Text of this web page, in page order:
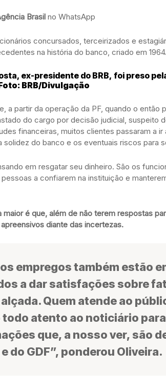
Brasil no WhatsApp
concursados, terceirizados e
na história do banco, criado em 1964.
ex-presidente do BRB, foi preso
BRB/Divulgação
a partir da operação da PF, quando o então
do cargo por decisão judicial, suspeito
financeiras, muitos clientes passaram a
solidez do banco e os eventuais riscos para
em resgatar seu dinheiro. São os
a confiarem na instituição e
maior é que, além de não terem respostas
diante das incertezas.
empregos também estão
a dar satisfações sobre
Quem atende ao
todo atento ao noticiário
que, a nosso ver, são
do GDF”, ponderou Oliveira.